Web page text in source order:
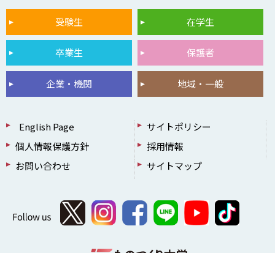
受験生 在学生
卒業生 保護者
企業・機関 地域・一般
English Page
サイトポリシー
個人情報保護方針
採用情報
お問い合わせ
サイトマップ